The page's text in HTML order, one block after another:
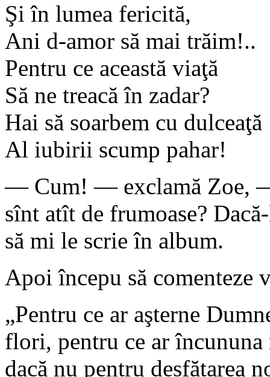
Şi în lumea fericită,
Ani d-amor să mai trăim!..
Pentru ce această viaţă
Să ne treacă în zadar?
Hai să soarbem cu dulceaţă
Al iubirii scump pahar!
— Cum! — exclamă Zoe, —
sînt atît de frumoase?
să mi le scrie în album.
Apoi începu să comenteze
„Pentru ce ar aşterne
flori, pentru ce ar
dacă nu pentru desfătarea